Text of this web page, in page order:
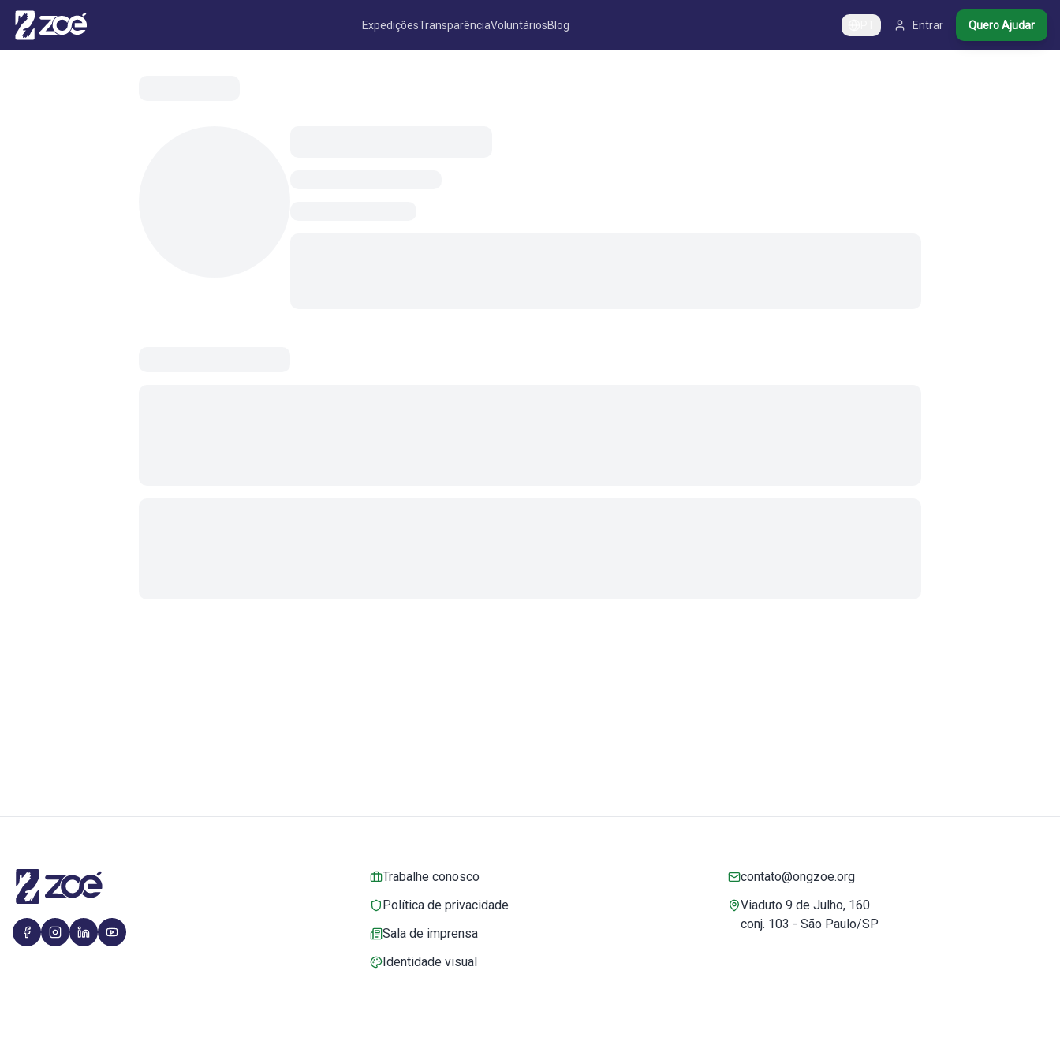
ExpediçõesTransparênciaVoluntáriosBlog Entrar Quero Ajudar
Trabalhe conosco
Política de privacidade
Sala de imprensa
Identidade visual
contato@ongzoe.org
Viaduto 9 de Julho, 160
conj. 103 - São Paulo/SP